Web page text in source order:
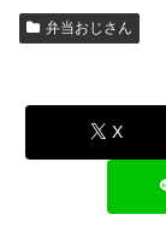
弁当おじさん
X